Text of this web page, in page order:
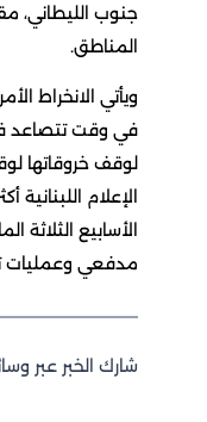
جنوب الليطاني،
المناطق.
ويأتي الانخراط
في وقت تتصاعد
لوقف خروقاتها
الأسابيع الثلاثة
مدفعي وعمليات
شارك الخبر عبر